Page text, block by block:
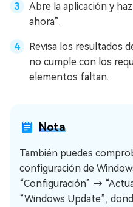
Abre la aplicación y
ahora”.
Revisa los resultados
no cumple con los
elementos faltan.
Nota
También puedes
configuración de
“Configuración” →
“Windows Update”,